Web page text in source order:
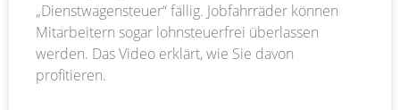
„Dienstwagensteuer“ fällig. Jobfahrräder können
Mitarbeitern sogar lohnsteuerfrei überlassen
werden. Das Video erklärt, wie Sie davon
profitieren.